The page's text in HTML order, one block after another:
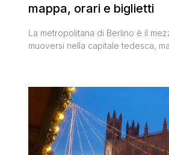
mappa, orari e biglietti
La metropolitana di Berlino è il
muoversi nella capitale tedesca,
per benino tutto il suo